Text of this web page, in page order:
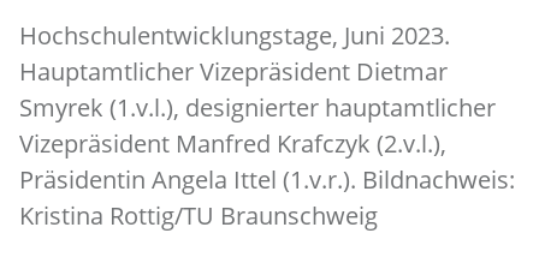
Hochschulentwicklungstage, Juni 2023.
Hauptamtlicher Vizepräsident Dietmar
Smyrek (1.v.l.), designierter hauptamtlicher
Vizepräsident Manfred Krafczyk (2.v.l.),
Präsidentin Angela Ittel (1.v.r.). Bildnachweis:
Kristina Rottig/TU Braunschweig